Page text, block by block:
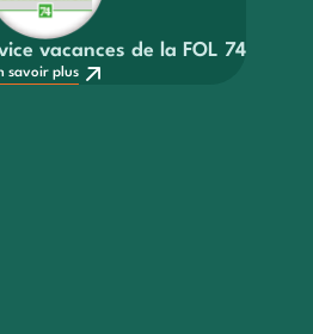
vacances de la FOL 74
savoir plus